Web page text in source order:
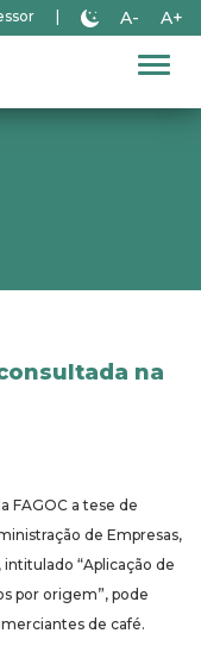
A- A+
na
FAGOC a tese de
de Empresas,
intitulado “Aplicação de
por origem”, pode
de café.